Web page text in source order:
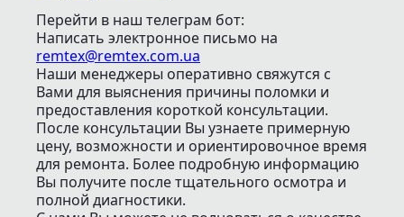
Перейти в наш телеграм бот:
Написать электронное письмо на
remtex@remtex.com.ua
Наши менеджеры оперативно свяжутся с
Вами для выяснения причины поломки и
предоставления короткой консультации.
После консультации Вы узнаете примерную
цену, возможности и ориентировочное время
для ремонта. Более подробную информацию
Вы получите после тщательного осмотра и
полной диагностики.